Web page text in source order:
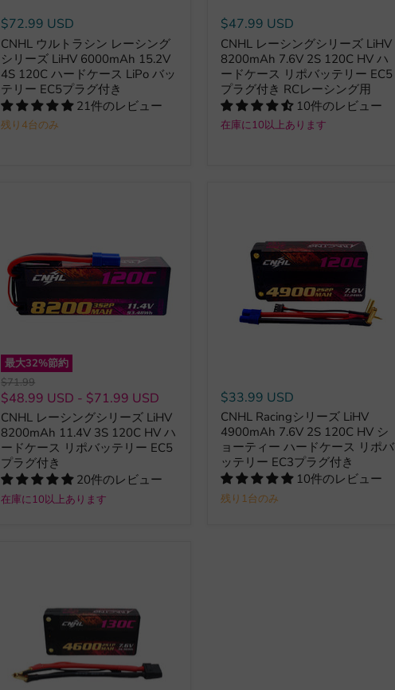
$72.99 USD
CNHL ウルトラシン レーシング
シリーズ LiHV 6000mAh 15.2V
4S 120C ハードケース LiPo バッ
テリー EC5プラグ付き
21件のレビュー
残り4台のみ
$47.99 USD
CNHL レーシングシリーズ LiHV
8200mAh 7.6V 2S 120C HV ハ
ードケース リポバッテリー EC5
プラグ付き RCレーシング用
10件のレビュー
在庫に10以上あります
最大32%節約
元
の
価
格
$71.99
$48.99 USD - $71.99 USD
CNHL レーシングシリーズ LiHV
8200mAh 11.4V 3S 120C HV ハ
ードケース リポバッテリー EC5
プラグ付き
20件のレビュー
在庫に10以上あります
$33.99 USD
CNHL Racingシリーズ LiHV
4900mAh 7.6V 2S 120C HV シ
ョーティー ハードケース リポバ
ッテリー EC3プラグ付き
10件のレビュー
残り1台のみ